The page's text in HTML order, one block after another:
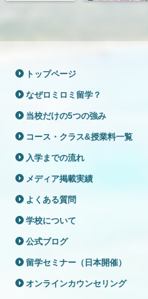
トップページ
なぜロミロミ留学？
当校だけの5つの強み
コース・クラス&授業料一覧
入学までの流れ
メディア掲載実績
よくある質問
学校について
公式ブログ
留学セミナー（日本開催）
オンラインカウンセリング